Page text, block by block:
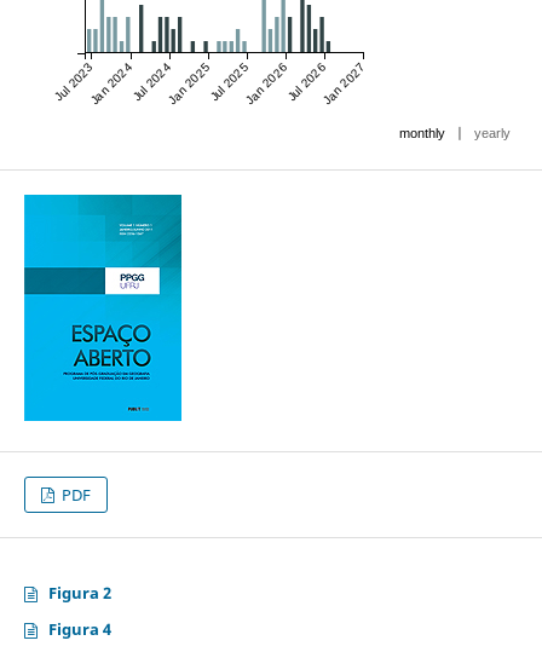
Jul 2023Jan 2024Jul 2024Jan 2025Jul 2025Jan 2026Jul 2026Jan 2027
monthly | yearly
PDF
Figura 2
Figura 4